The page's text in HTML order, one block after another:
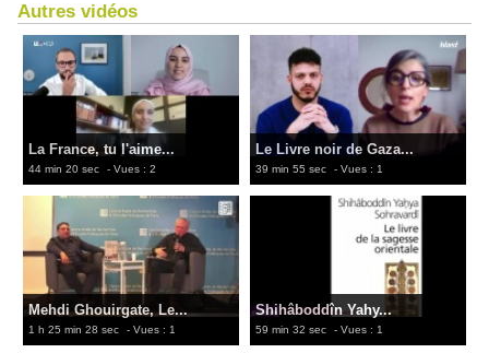
Autres vidéos
La France, tu l'aime...
44 min 20 sec - Vues : 2
Le Livre noir de Gaza...
39 min 55 sec - Vues : 1
Mehdi Ghouirgate, Le...
1 h 25 min 28 sec - Vues : 1
Shihâboddîn Yahy...
59 min 32 sec - Vues : 1